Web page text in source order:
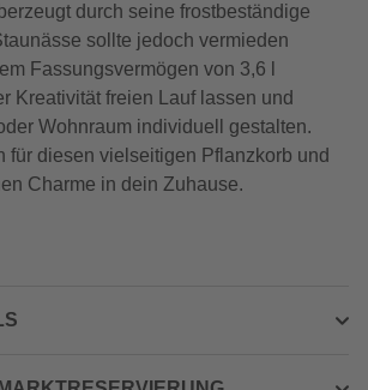
durch seine frostbeständige
sollte jedoch vermieden
Fassungsvermögen von 3,6 l
Kreativität freien Lauf lassen und
Wohnraum individuell gestalten.
für diesen vielseitigen Pflanzkorb und
Charme in dein Zuhause.